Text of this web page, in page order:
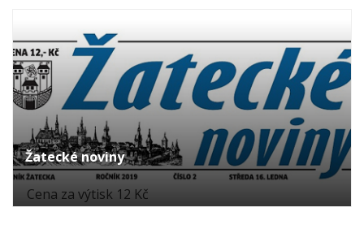
Žatecké noviny
Cena za výtisk 12 Kč